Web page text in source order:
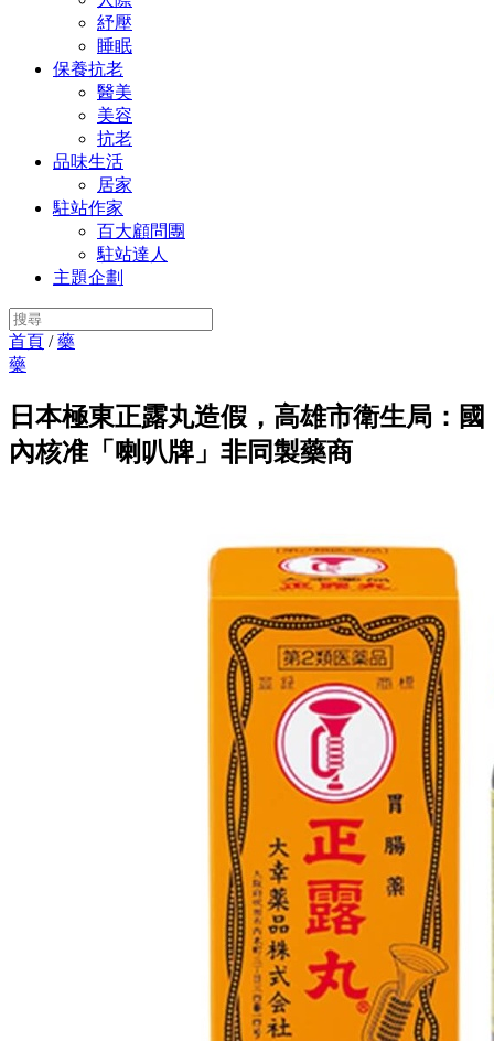
紓壓
睡眠
保養抗老
醫美
美容
抗老
品味生活
居家
駐站作家
百大顧問團
駐站達人
主題企劃
首頁 /藥
藥
日本極東正露丸造假，高雄市衛生局：國
內核准「喇叭牌」非同製藥商